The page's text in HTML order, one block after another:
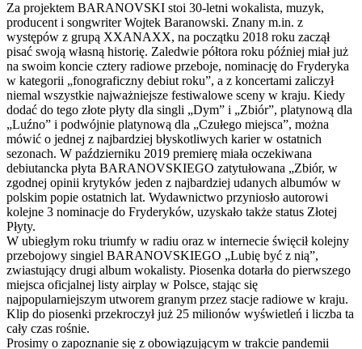
Za projektem BARANOVSKI stoi 30-letni wokalista, muzyk,
producent i songwriter Wojtek Baranowski. Znany m.in. z
występów z grupą XXANAXX, na początku 2018 roku zaczął
pisać swoją własną historię. Zaledwie półtora roku później miał już
na swoim koncie cztery radiowe przeboje, nominację do Fryderyka
w kategorii „fonograficzny debiut roku”, a z koncertami zaliczył
niemal wszystkie najważniejsze festiwalowe sceny w kraju. Kiedy
dodać do tego złote płyty dla singli „Dym” i „Zbiór”, platynową dla
„Luźno” i podwójnie platynową dla „Czułego miejsca”, można
mówić o jednej z najbardziej błyskotliwych karier w ostatnich
sezonach. W październiku 2019 premierę miała oczekiwana
debiutancka płyta BARANOVSKIEGO zatytułowana „Zbiór, w
zgodnej opinii krytyków jeden z najbardziej udanych albumów w
polskim popie ostatnich lat. Wydawnictwo przyniosło autorowi
kolejne 3 nominacje do Fryderyków, uzyskało także status Złotej
Płyty.
W ubiegłym roku triumfy w radiu oraz w internecie święcił kolejny
przebojowy singiel BARANOVSKIEGO „Lubię być z nią”,
zwiastujący drugi album wokalisty. Piosenka dotarła do pierwszego
miejsca oficjalnej listy airplay w Polsce, stając się
najpopularniejszym utworem granym przez stacje radiowe w kraju.
Klip do piosenki przekroczył już 25 milionów wyświetleń i liczba ta
cały czas rośnie.
Prosimy o zapoznanie się z obowiązującym w trakcie pandemii